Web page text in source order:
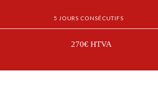
5 JOURS CONSÉCUTIFS
270€ HTVA